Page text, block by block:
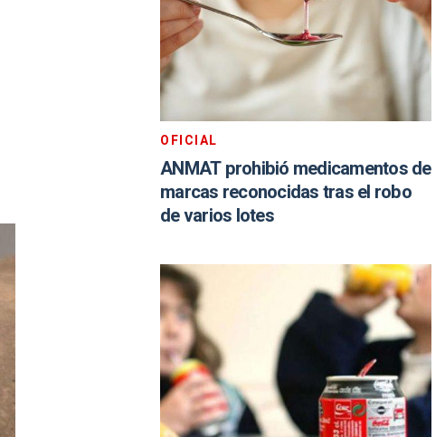
OFICIAL
ANMAT prohibió medicamentos de
marcas reconocidas tras el robo
de varios lotes